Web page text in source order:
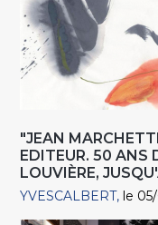
"JEAN
EDITEUR. 50 ANS
LOUVIÈRE,
YVESCALBERT le